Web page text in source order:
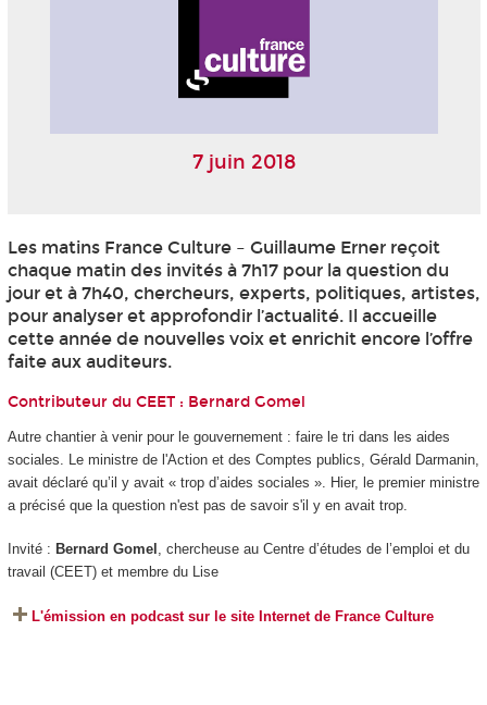
7 juin 2018
Les matins France Culture – Guillaume Erner reçoit
chaque matin des invités à 7h17 pour la question du
jour et à 7h40, chercheurs, experts, politiques, artistes,
pour analyser et approfondir l’actualité. Il accueille
cette année de nouvelles voix et enrichit encore l’offre
faite aux auditeurs.
Contributeur du CEET : Bernard Gomel
Autre chantier à venir pour le gouvernement : faire le tri dans les aides
sociales. Le ministre de l'Action et des Comptes publics, Gérald Darmanin,
avait déclaré qu’il y avait « trop d’aides sociales ». Hier, le premier ministre
a précisé que la question n'est pas de savoir s'il y en avait trop.
Invité : Bernard Gomel , chercheuse au Centre d’études de l’emploi et du
travail (CEET) et membre du Lise
L'émission en podcast sur le site Internet de France Culture